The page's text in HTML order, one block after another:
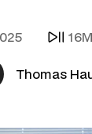
Thomas